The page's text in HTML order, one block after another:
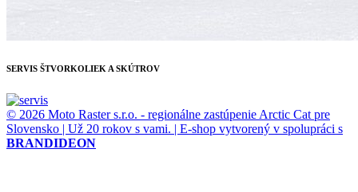
SERVIS ŠTVORKOLIEK A SKÚTROV
© 2026 Moto Raster s.r.o. - regionálne zastúpenie Arctic Cat pre
Slovensko | Už 20 rokov s vami. | E-shop vytvorený v spolupráci s
BRANDIDEON